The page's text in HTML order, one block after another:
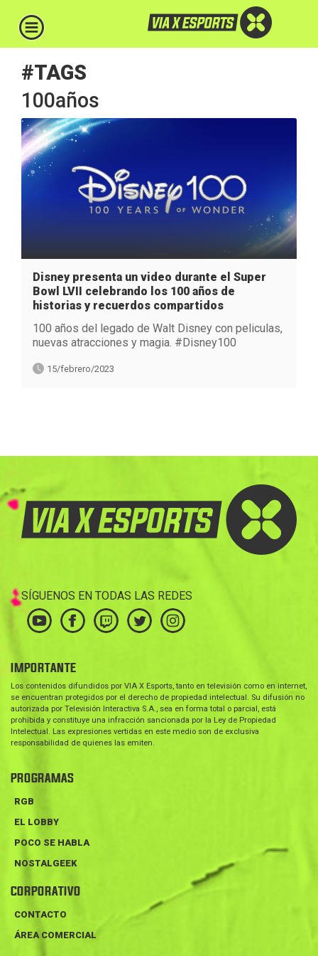
#TAGS
100años
Disney presenta un video durante el Super
Bowl LVII celebrando los 100 años de
historias y recuerdos compartidos
100 años del legado de Walt Disney con peliculas,
nuevas atracciones y magia. #Disney100
15/febrero/2023
SÍGUENOS EN TODAS LAS REDES
IMPORTANTE
Los contenidos difundidos por VIA X Esports, tanto en televisión como en internet,
se encuentran protegidos por el derecho de propiedad intelectual. Su difusión no
autorizada por Televisión Interactiva S.A., sea en forma total o parcial, está
prohibida y constituye una infracción sancionada por la Ley de Propiedad
Intelectual. Las expresiones vertidas en este medio son de exclusiva
responsabilidad de quienes las emiten.
PROGRAMAS
RGB
EL LOBBY
POCO SE HABLA
NOSTALGEEK
CORPORATIVO
CONTACTO
ÁREA COMERCIAL